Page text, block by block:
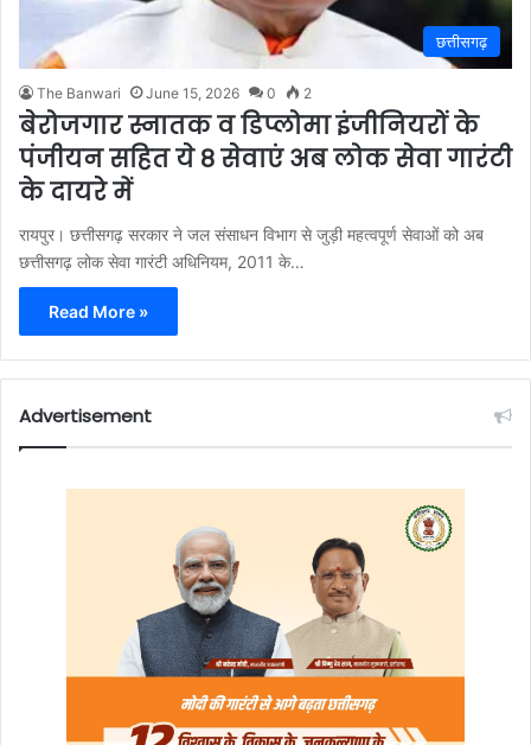
छत्तीसगढ़
The Banwari June 15, 2026 0 2
बेरोजगार स्नातक व डिप्लोमा इंजीनियरों के
पंजीयन सहित ये 8 सेवाएं अब लोक सेवा गारंटी
के दायरे में
रायपुर। छत्तीसगढ़ सरकार ने जल संसाधन विभाग से जुड़ी महत्वपूर्ण सेवाओं को अब
छत्तीसगढ़ लोक सेवा गारंटी अधिनियम, 2011 के…
Read More »
Advertisement